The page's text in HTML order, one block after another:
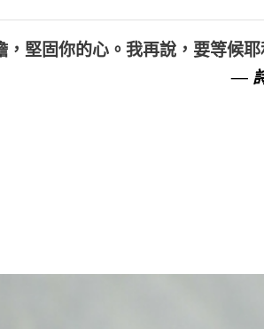
堅固你的心。我再說，要等候耶
—